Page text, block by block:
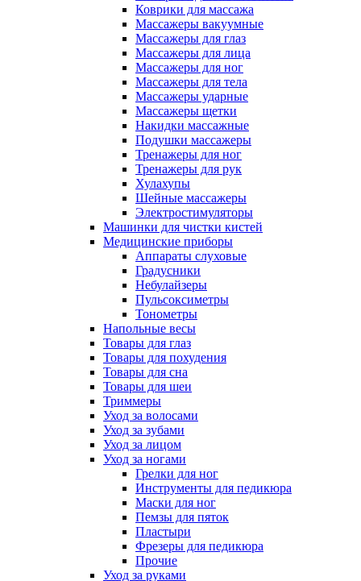
Коврики для массажа
Массажеры вакуумные
Массажеры для глаз
Массажеры для лица
Массажеры для ног
Массажеры для тела
Массажеры ударные
Массажеры щетки
Накидки массажные
Подушки массажеры
Тренажеры для ног
Тренажеры для рук
Хулахупы
Шейные массажеры
Электростимуляторы
Машинки для чистки кистей
Медицинские приборы
Аппараты слуховые
Градусники
Небулайзеры
Пульсоксиметры
Тонометры
Напольные весы
Товары для глаз
Товары для похудения
Товары для сна
Товары для шеи
Триммеры
Уход за волосами
Уход за зубами
Уход за лицом
Уход за ногами
Грелки для ног
Инструменты для педикюра
Маски для ног
Пемзы для пяток
Пластыри
Фрезеры для педикюра
Прочие
Уход за руками